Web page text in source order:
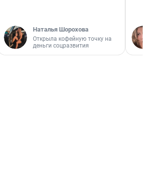
Наталья Шорохова
Открыла кофейную точку на
деньги соцразвития